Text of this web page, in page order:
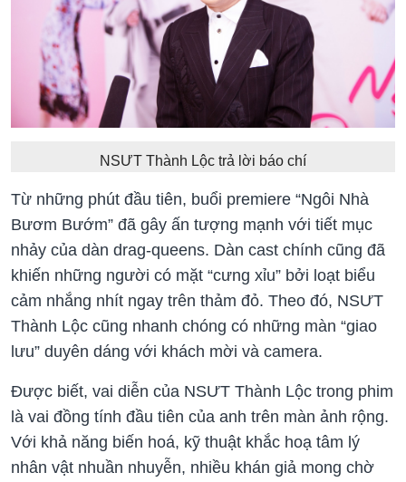
NSƯT Thành Lộc trả lời báo chí
Từ những phút đầu tiên, buổi premiere “Ngôi Nhà
Bươm Bướm” đã gây ấn tượng mạnh với tiết mục
nhảy của dàn drag-queens. Dàn cast chính cũng đã
khiến những người có mặt “cưng xỉu” bởi loạt biểu
cảm nhắng nhít ngay trên thảm đỏ. Theo đó, NSƯT
Thành Lộc cũng nhanh chóng có những màn “giao
lưu” duyên dáng với khách mời và camera.
Được biết, vai diễn của NSƯT Thành Lộc trong phim
là vai đồng tính đầu tiên của anh trên màn ảnh rộng.
Với khả năng biến hoá, kỹ thuật khắc hoạ tâm lý
nhân vật nhuần nhuyễn, nhiều khán giả mong chờ